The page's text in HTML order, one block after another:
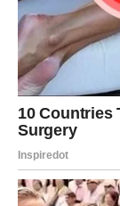
Sve sastojke
kalup za tortu
aluminijskom
ravnomjerno
zamrzivač,
Početni recept
obično